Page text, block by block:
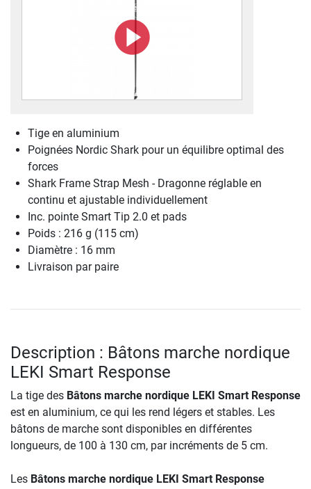
Tige en aluminium
Poignées Nordic Shark pour un équilibre optimal des
forces
Shark Frame Strap Mesh - Dragonne réglable en
continu et ajustable individuellement
Inc. pointe Smart Tip 2.0 et pads
Poids : 216 g (115 cm)
Diamètre : 16 mm
Livraison par paire
Description : Bâtons marche nordique
LEKI Smart Response
La tige des Bâtons marche nordique LEKI Smart Response
est en aluminium, ce qui les rend légers et stables. Les
bâtons de marche sont disponibles en différentes
longueurs, de 100 à 130 cm, par incréments de 5 cm.
Les Bâtons marche nordique LEKI Smart Response